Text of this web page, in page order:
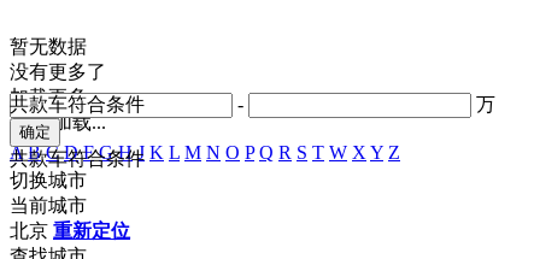
- 万
共款车符合条件
共款车符合条件
暂无数据
没有更多了
加载更多
正在加载...
A B C D F G H J K L M N O P Q R S T W X Y Z
切换城市
当前城市
北京 重新定位